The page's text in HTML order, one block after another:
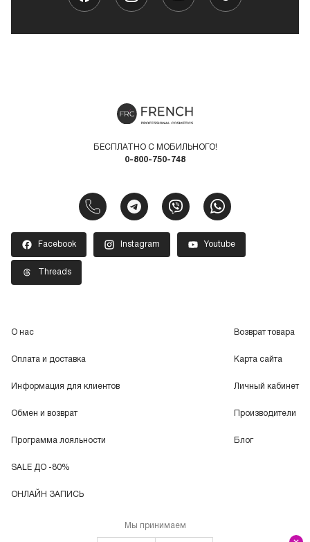
БЕСПЛАТНО С МОБИЛЬНОГО!
0-800-750-748
Facebook Instagram Youtube
Threads
О нас
Оплата и доставка
Информация для клиентов
Обмен и возврат
Программа лояльности
SALE ДО -80%
ОНЛАЙН ЗАПИСЬ
Возврат товара
Карта сайта
Личный кабинет
Производители
Блог
Мы принимаем